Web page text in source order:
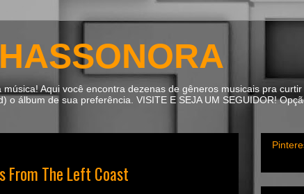
Aqui você encontra dezenas de gêneros musicais pra
o álbum de sua preferência. VISITE E SEJA UM SEGUIDOR!
From The Left Coast